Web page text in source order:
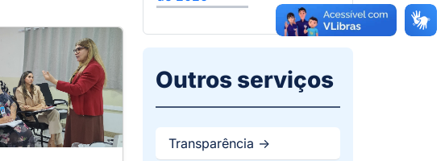
Outros serviços
Transparência ->